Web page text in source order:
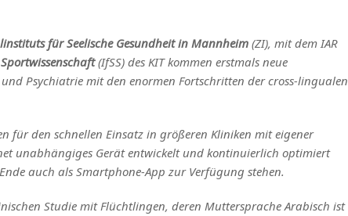
für Seelische Gesundheit in Mannheim (ZI), mit dem IAR
(IfSS) des KIT kommen erstmals neue
Psychiatrie mit den enormen Fortschritten der cross-lingualen
für den schnellen Einsatz in größeren Kliniken mit eigener
unabhängiges Gerät entwickelt und kontinuierlich optimiert
auch als Smartphone-App zur Verfügung stehen.
Studie mit Flüchtlingen, deren Muttersprache Arabisch ist